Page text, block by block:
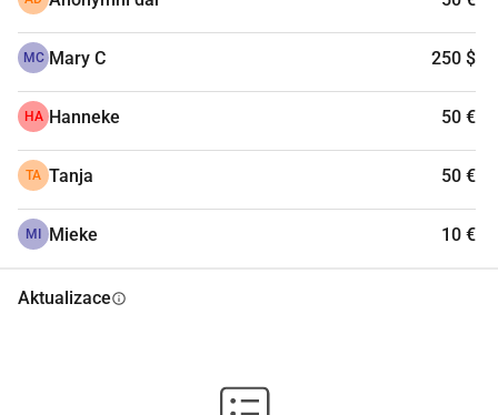
MC Mary C 250 $
HA Hanneke 50 €
TA Tanja 50 €
MI Mieke 10 €
Aktualizaceinfo